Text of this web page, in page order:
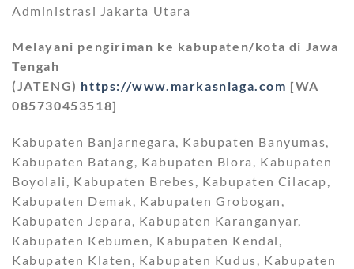
Administrasi Jakarta Utara
Melayani pengiriman ke kabupaten/kota di Jawa
Tengah
(JATENG) https://www.markasniaga.com [WA
085730453518]
Kabupaten Banjarnegara, Kabupaten Banyumas,
Kabupaten Batang, Kabupaten Blora, Kabupaten
Boyolali, Kabupaten Brebes, Kabupaten Cilacap,
Kabupaten Demak, Kabupaten Grobogan,
Kabupaten Jepara, Kabupaten Karanganyar,
Kabupaten Kebumen, Kabupaten Kendal,
Kabupaten Klaten, Kabupaten Kudus, Kabupaten